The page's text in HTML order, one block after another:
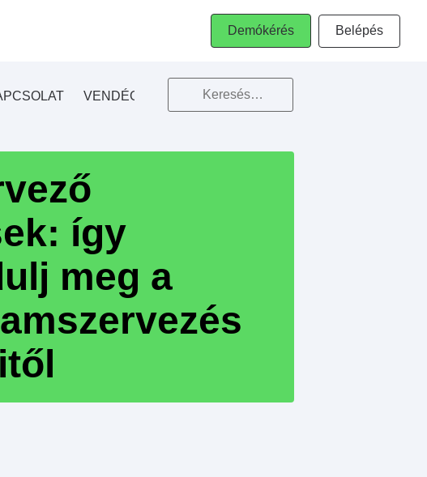
Demókérés Belépés
VENDÉGMEGTARTÁS E-BOOK
így
meg a